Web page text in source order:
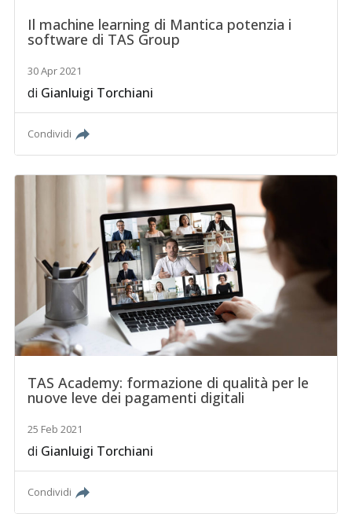
Il machine learning di Mantica potenzia i
software di TAS Group
30 Apr 2021
di Gianluigi Torchiani
Condividi
TAS Academy: formazione di qualità per le
nuove leve dei pagamenti digitali
25 Feb 2021
di Gianluigi Torchiani
Condividi